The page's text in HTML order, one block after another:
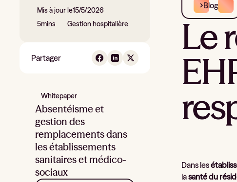
Mis à jour le15/5/2026
5mins Gestion hospitalière
Partager
Whitepaper
Absentéisme et
gestion des
remplacements dans
les établissements
sanitaires et médico-
sociaux
Blog
Le
Dans les
lasanté du